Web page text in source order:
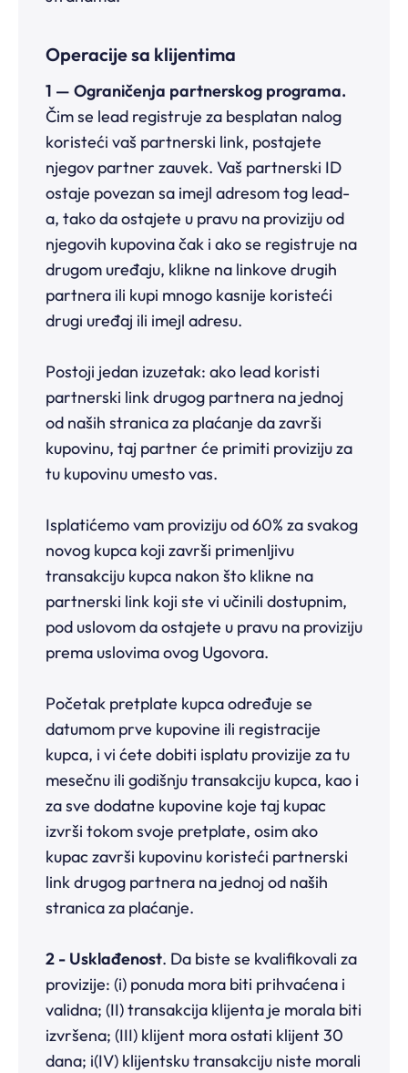
Operacije sa klijentima
1 — Ograničenja partnerskog programa.
Čim se lead registruje za besplatan nalog
koristeći vaš partnerski link, postajete
njegov partner zauvek. Vaš partnerski ID
ostaje povezan sa imejl adresom tog lead-
a, tako da ostajete u pravu na proviziju od
njegovih kupovina čak i ako se registruje na
drugom uređaju, klikne na linkove drugih
partnera ili kupi mnogo kasnije koristeći
drugi uređaj ili imejl adresu.
Postoji jedan izuzetak: ako lead koristi
partnerski link drugog partnera na jednoj
od naših stranica za plaćanje da završi
kupovinu, taj partner će primiti proviziju za
tu kupovinu umesto vas.
Isplatićemo vam proviziju od 60% za svakog
novog kupca koji završi primenljivu
transakciju kupca nakon što klikne na
partnerski link koji ste vi učinili dostupnim,
pod uslovom da ostajete u pravu na proviziju
prema uslovima ovog Ugovora.
Početak pretplate kupca određuje se
datumom prve kupovine ili registracije
kupca, i vi ćete dobiti isplatu provizije za tu
mesečnu ili godišnju transakciju kupca, kao i
za sve dodatne kupovine koje taj kupac
izvrši tokom svoje pretplate, osim ako
kupac završi kupovinu koristeći partnerski
link drugog partnera na jednoj od naših
stranica za plaćanje.
2 - Usklađenost. Da biste se kvalifikovali za
provizije: (i) ponuda mora biti prihvaćena i
validna; (II) transakcija klijenta je morala biti
izvršena; (III) klijent mora ostati klijent 30
dana; i(IV) klijentsku transakciju niste morali